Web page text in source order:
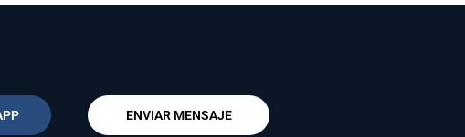
ENVIAR MENSAJE